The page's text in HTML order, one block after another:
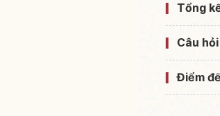
Tổng
Câu
Điểm